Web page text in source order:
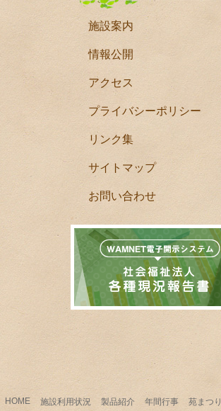
施設案内
情報公開
アクセス
プライバシーポリシー
リンク集
サイトマップ
お問い合わせ
HOME 施設利用状況 製品紹介 年間行事 苑まつり